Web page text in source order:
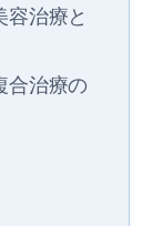
治療と
合治療の